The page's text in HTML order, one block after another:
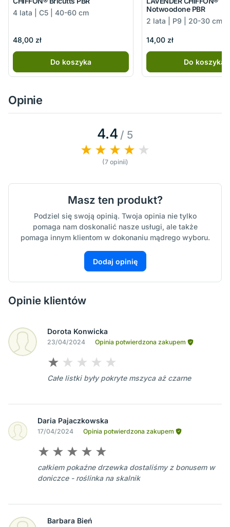
4 lata | C5 | 40-60 cm
48,00 zł
Do koszyka
Notwoodone PBR
2 lata | P9 | 20-30 cm
14,00 zł
Do koszyka
Opinie
4.4 / 5
(7 opinii)
Masz ten produkt?
Podziel się swoją opinią. Twoja opinia nie tylko
pomaga nam doskonalić nasze usługi, ale także
pomaga innym klientom w dokonaniu mądrego wyboru.
Dodaj opinię
Opinie klientów
Dorota Konwicka
23/04/2024 Opinia potwierdzona zakupem
Całe listki były pokryte mszyca aż czarne
Daria Pajaczkowska
17/04/2024 Opinia potwierdzona zakupem
całkiem pokaźne drzewka dostaliśmy z bonusem w
doniczce - roślinka na skalnik
Barbara Bień